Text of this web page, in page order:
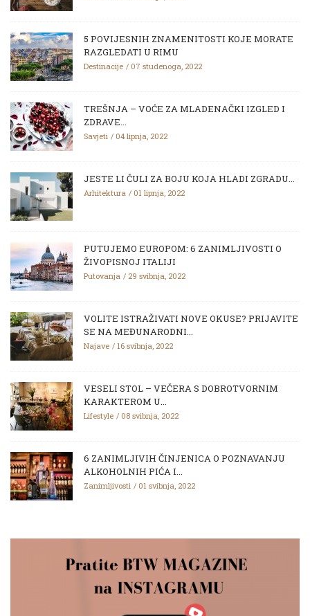
5 POVIJESNIH ZNAMENITOSTI KOJE MORATE
RAZGLEDATI U RIMU
Destinacije 07 studenoga, 2022
TREŠNJA – VOĆE ZA MLADENAČKI IZGLED I
ZDRAVE...
Savjeti 04 lipnja, 2022
JESTE LI ČULI ZA BOJU KOJA HLADI ZGRADU...
Arhitektura 01 lipnja, 2022
PUTUJEMO EUROPOM: 6 ZANIMLJIVOSTI O
ŽIVOPISNOJ ITALIJI
Putovanja 29 svibnja, 2022
VOLITE ISTRAŽIVATI NOVE OKUSE? PRIJAVITE
SE NA MEĐUNARODNI...
Najave 16 svibnja, 2022
VESELI STOL – VEČERA S DOBROTVORNIM
KARAKTEROM U...
Lifestyle 08 svibnja, 2022
6 ZANIMLJIVIH ČINJENICA O POZNAVANJU
ALKOHOLNIH PIĆA I...
Zanimljivosti 01 svibnja, 2022